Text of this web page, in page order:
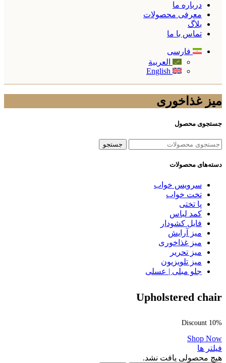
درباره ما
معرفی محصولات
بلاگ
تماس با ما
فارسی
العربية
English
میز غذاخوری
جستجوی محصول
جستجو
دسته‌های محصولات
سرویس خواب
تخت خواب
پا تختی
کمد لباس
فایل کشودار
میز آرایش
میز غذاخوری
میز تحریر
میز تلویزیون
جلو مبلی | عسلی
Upholstered chair
Discount 10%
Shop Now
فیلتر ها
هیچ محصولی یافت نشد.